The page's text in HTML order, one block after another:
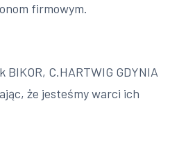
firmowym.
C.HARTWIG GDYNIA
że jesteśmy warci ich